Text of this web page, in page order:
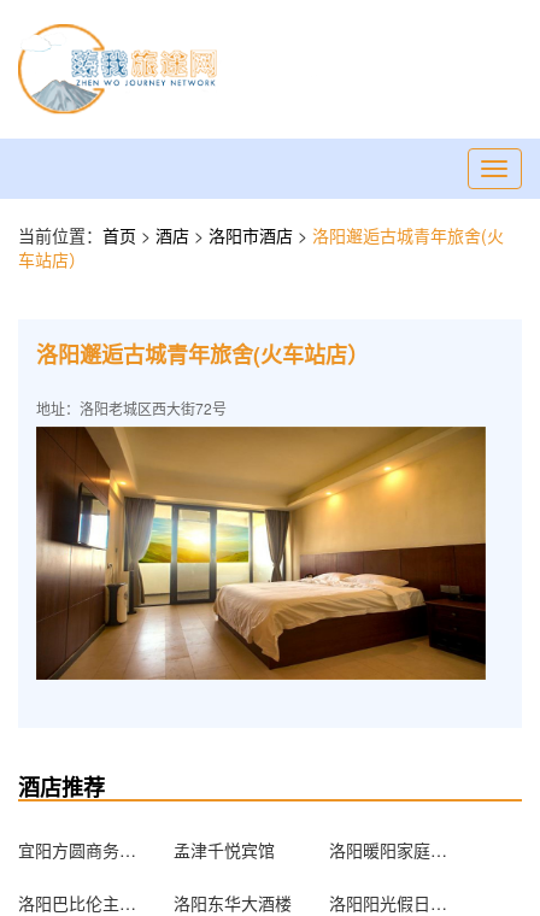
当前位置： 首页 > 酒店 > 洛阳市酒店 > 洛阳邂逅古城青年旅舍(火
车站店）
洛阳邂逅古城青年旅舍(火车站店）
地址：洛阳老城区西大街72号
酒店推荐
宜阳方圆商务酒店 孟津千悦宾馆 洛阳暖阳家庭驿站
洛阳巴比伦主题宾馆 洛阳东华大酒楼 洛阳阳光假日快捷酒店